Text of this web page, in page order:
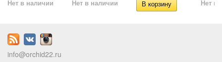
Нет в наличии Нет в наличии Нет в
info@orchid22.ru